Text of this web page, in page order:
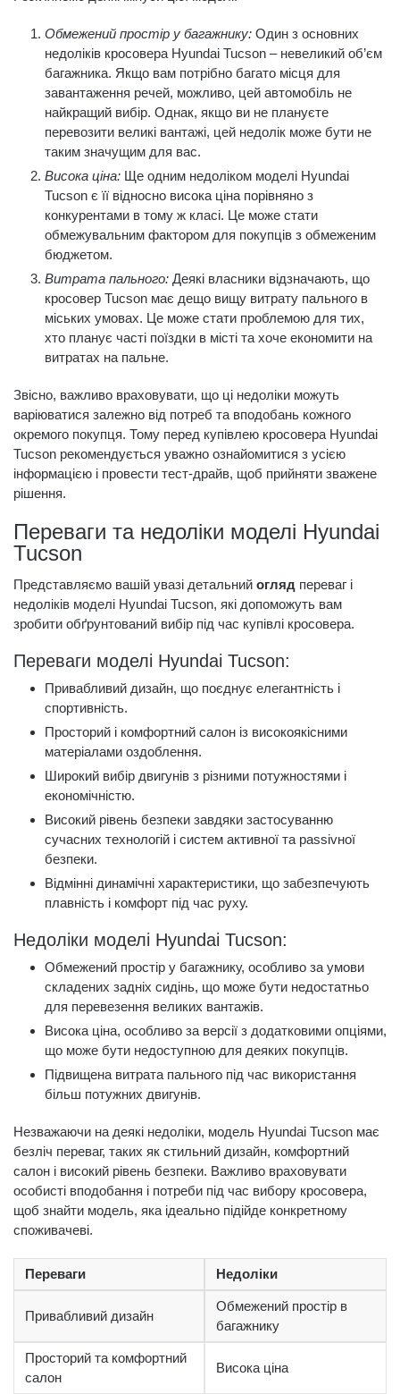
Обмежений простір у багажнику: Один з основних
недоліків кросовера Hyundai Tucson – невеликий об’єм
багажника. Якщо вам потрібно багато місця для
завантаження речей, можливо, цей автомобіль не
найкращий вибір. Однак, якщо ви не плануєте
перевозити великі вантажі, цей недолік може бути не
таким значущим для вас.
Висока ціна: Ще одним недоліком моделі Hyundai
Tucson є її відносно висока ціна порівняно з
конкурентами в тому ж класі. Це може стати
обмежувальним фактором для покупців з обмеженим
бюджетом.
Витрата пального: Деякі власники відзначають, що
кросовер Tucson має дещо вищу витрату пального в
міських умовах. Це може стати проблемою для тих,
хто планує часті поїздки в місті та хоче економити на
витратах на пальне.
Звісно, важливо враховувати, що ці недоліки можуть
варіюватися залежно від потреб та вподобань кожного
окремого покупця. Тому перед купівлею кросовера Hyundai
Tucson рекомендується уважно ознайомитися з усією
інформацією і провести тест-драйв, щоб прийняти зважене
рішення.
Переваги та недоліки моделі Hyundai
Tucson
Представляємо вашій увазі детальний огляд переваг і
недоліків моделі Hyundai Tucson, які допоможуть вам
зробити обґрунтований вибір під час купівлі кросовера.
Переваги моделі Hyundai Tucson:
Привабливий дизайн, що поєднує елегантність і
спортивність.
Просторий і комфортний салон із високоякісними
матеріалами оздоблення.
Широкий вибір двигунів з різними потужностями і
економічністю.
Високий рівень безпеки завдяки застосуванню
сучасних технологій і систем активної та рassivної
безпеки.
Відмінні динамічні характеристики, що забезпечують
плавність і комфорт під час руху.
Недоліки моделі Hyundai Tucson:
Обмежений простір у багажнику, особливо за умови
складених задніх сидінь, що може бути недостатньо
для перевезення великих вантажів.
Висока ціна, особливо за версії з додатковими опціями,
що може бути недоступною для деяких покупців.
Підвищена витрата пального під час використання
більш потужних двигунів.
Незважаючи на деякі недоліки, модель Hyundai Tucson має
безліч переваг, таких як стильний дизайн, комфортний
салон і високий рівень безпеки. Важливо враховувати
особисті вподобання і потреби під час вибору кросовера,
щоб знайти модель, яка ідеально підійде конкретному
споживачеві.
Переваги Недоліки
Привабливий дизайн
Обмежений простір в
багажнику
Просторий та комфортний
салон
Висока ціна